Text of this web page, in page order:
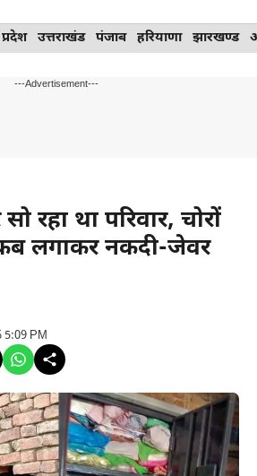
उत्तराखंड पंजाब हरियाणा झारखण्ड
---Advertisement---
रहा था परिवार, चोरों
लगाकर नकदी-जेवर
5:09 PM